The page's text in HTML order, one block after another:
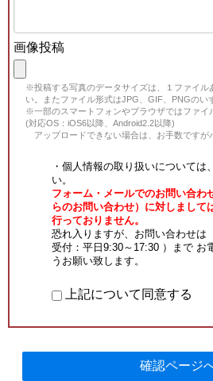
画像投稿
※投稿する写真のデータサイズは、１ファイル
い。またファイル形式はJPG、GIF、PNGのい
※一部のスマートフォンやブラウザではファイ
(対応OS：iOS6以降、Android2.2以降)
アップロードできない場合は、お手数ですが
・個人情報の取り扱いについては、
い。
フォーム・メールでのお問い合わ
らのお問い合わせ）に対しまして
行っておりません。
恐れ入りますが、お問い合わせは
受付：平日9:30～17:30 ）まで お
うお願い致します。
上記について同意する
確認ページ